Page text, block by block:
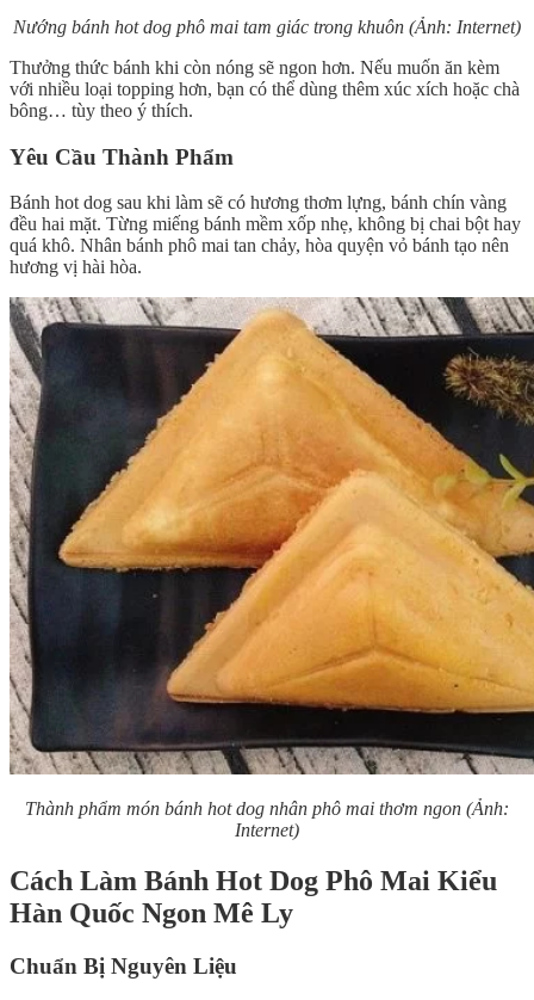
Nướng bánh hot dog phô mai tam giác trong khuôn (Ảnh: Internet)
Thưởng thức bánh khi còn nóng sẽ ngon hơn. Nếu muốn ăn kèm
với nhiều loại topping hơn, bạn có thể dùng thêm xúc xích hoặc chà
bông… tùy theo ý thích.
Yêu Cầu Thành Phẩm
Bánh hot dog sau khi làm sẽ có hương thơm lựng, bánh chín vàng
đều hai mặt. Từng miếng bánh mềm xốp nhẹ, không bị chai bột hay
quá khô. Nhân bánh phô mai tan chảy, hòa quyện vỏ bánh tạo nên
hương vị hài hòa.
Thành phẩm món bánh hot dog nhân phô mai thơm ngon (Ảnh:
Internet)
Cách Làm Bánh Hot Dog Phô Mai Kiểu
Hàn Quốc Ngon Mê Ly
Chuẩn Bị Nguyên Liệu